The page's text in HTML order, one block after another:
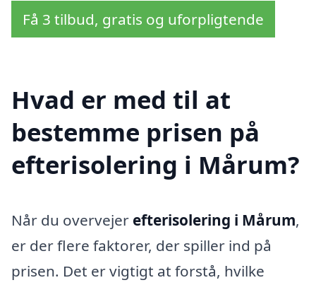
Få 3 tilbud, gratis og uforpligtende
Hvad er med til at
bestemme prisen på
efterisolering i Mårum?
Når du overvejer efterisolering i Mårum,
er der flere faktorer, der spiller ind på
prisen. Det er vigtigt at forstå, hvilke